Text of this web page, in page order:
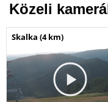
Közeli
Skalka (4 km)